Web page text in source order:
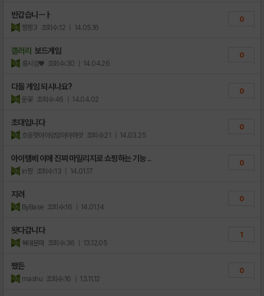
반갑습니ㅡㅏ
찡찡3 조회수:12 | 14.05.16
0
갤러리 보드게임
홍시양♥ 조회수:30 | 14.04.26
0
다들 게임 되시나요?
운꽃 조회수:46 | 14.04.02
0
초대입니다
흐응핫아아앙앙아아하앗 조회수:21 | 14.03.25
0
아이템베 이에 진짜 마일리지로 쇼핑하는 기능 ..
in짱 조회수:13 | 14.01.17
0
지려
ByBase 조회수:16 | 14.01.14
0
왓다갑니다
북대문파 조회수:36 | 13.12.05
1
쨌든
mashu 조회수:16 | 13.11.12
0